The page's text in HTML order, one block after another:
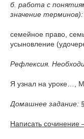
б. работа с
значение терминов):
семейное право,
усыновление
Рефлексия.
Я узнал на уроке…,
Домашнее задание:
Написать сочинение